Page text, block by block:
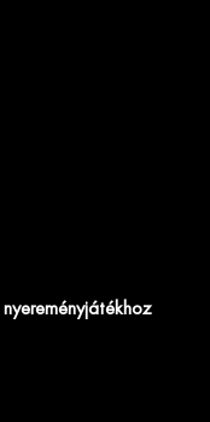
nyereményjátékhoz